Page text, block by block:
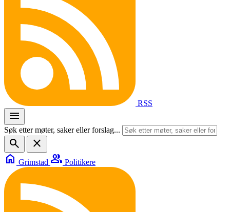
RSS
menu
Søk etter møter, saker eller forslag...
search
close
home Grimstad group Politikere